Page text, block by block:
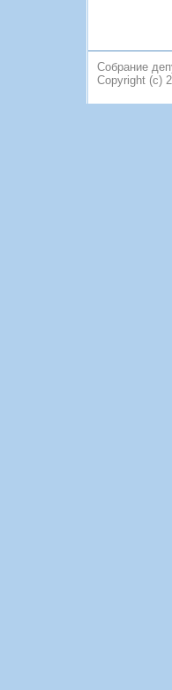
Собрание
Copyright (c)